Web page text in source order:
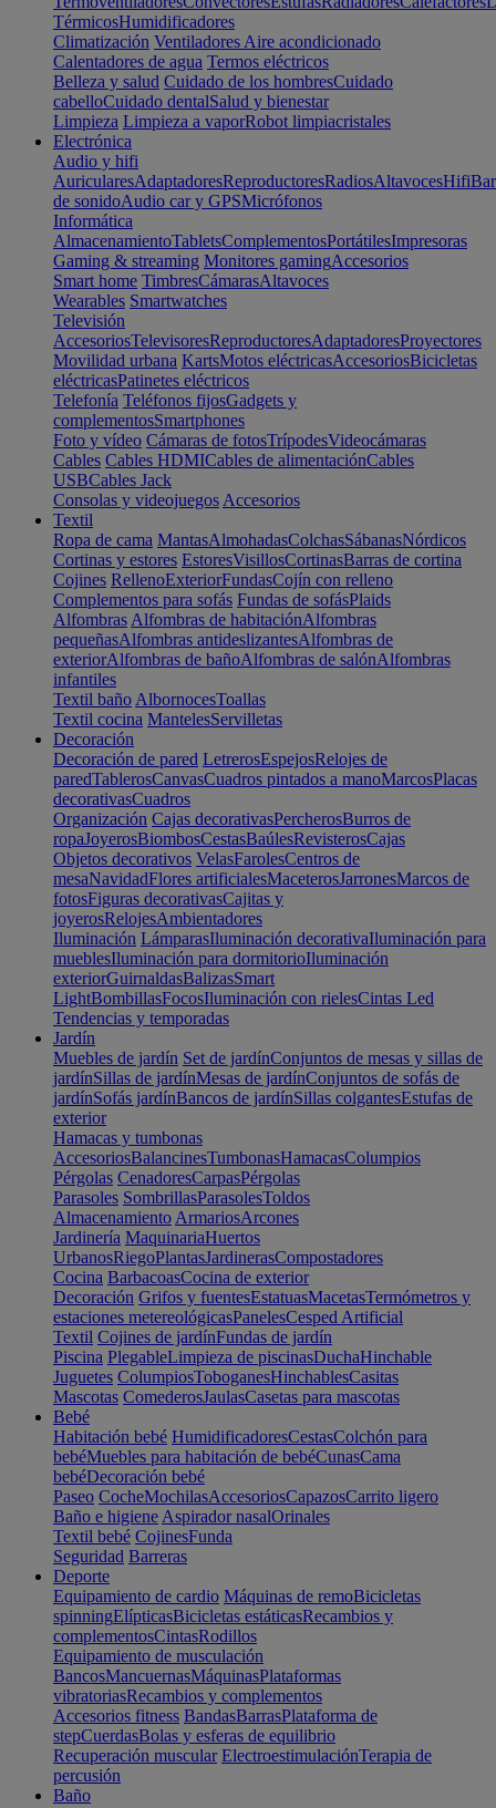
TérmicosHumidificadores
Climatización Ventiladores Aire acondicionado
Calentadores de agua Termos eléctricos
Belleza y salud Cuidado de los hombresCuidado
cabelloCuidado dentalSalud y bienestar
Limpieza Limpieza a vaporRobot limpiacristales
Electrónica
Audio y hifi
AuricularesAdaptadoresReproductoresRadiosAltavocesHifi
de sonidoAudio car y GPSMicrófonos
Informática
AlmacenamientoTabletsComplementosPortátilesImpresoras
Gaming & streaming Monitores gamingAccesorios
Smart home TimbresCámarasAltavoces
Wearables Smartwatches
Televisión
AccesoriosTelevisoresReproductoresAdaptadoresProyectores
Movilidad urbana KartsMotos eléctricasAccesoriosBicicletas
eléctricasPatinetes eléctricos
Telefonía Teléfonos fijosGadgets y
complementosSmartphones
Foto y vídeo Cámaras de fotosTrípodesVideocámaras
Cables Cables HDMICables de alimentaciónCables
USBCables Jack
Consolas y videojuegos Accesorios
Textil
Ropa de cama MantasAlmohadasColchasSábanasNórdicos
Cortinas y estores EstoresVisillosCortinasBarras de cortina
Cojines RellenoExteriorFundasCojín con relleno
Complementos para sofás Fundas de sofásPlaids
Alfombras Alfombras de habitaciónAlfombras
pequeñasAlfombras antideslizantesAlfombras de
exteriorAlfombras de bañoAlfombras de salónAlfombras
infantiles
Textil baño AlbornocesToallas
Textil cocina MantelesServilletas
Decoración
Decoración de pared LetrerosEspejosRelojes de
paredTablerosCanvasCuadros pintados a manoMarcosPlacas
decorativasCuadros
Organización Cajas decorativasPercherosBurros de
ropaJoyerosBiombosCestasBaúlesRevisterosCajas
Objetos decorativos VelasFarolesCentros de
mesaNavidadFlores artificialesMaceterosJarronesMarcos de
fotosFiguras decorativasCajitas y
joyerosRelojesAmbientadores
Iluminación LámparasIluminación decorativaIluminación para
mueblesIluminación para dormitorioIluminación
exteriorGuirnaldasBalizasSmart
LightBombillasFocosIluminación con rielesCintas Led
Tendencias y temporadas
Jardín
Muebles de jardín Set de jardínConjuntos de mesas y sillas de
jardínSillas de jardínMesas de jardínConjuntos de sofás de
jardínSofás jardínBancos de jardínSillas colgantesEstufas de
exterior
Hamacas y tumbonas
AccesoriosBalancinesTumbonasHamacasColumpios
Pérgolas CenadoresCarpasPérgolas
Parasoles SombrillasParasolesToldos
Almacenamiento ArmariosArcones
Jardinería MaquinariaHuertos
UrbanosRiegoPlantasJardinerasCompostadores
Cocina BarbacoasCocina de exterior
Decoración Grifos y fuentesEstatuasMacetasTermómetros y
estaciones metereológicasPanelesCesped Artificial
Textil Cojines de jardínFundas de jardín
Piscina PlegableLimpieza de piscinasDuchaHinchable
Juguetes ColumpiosToboganesHinchablesCasitas
Mascotas ComederosJaulasCasetas para mascotas
Bebé
Habitación bebé HumidificadoresCestasColchón para
bebéMuebles para habitación de bebéCunasCama
bebéDecoración bebé
Paseo CocheMochilasAccesoriosCapazosCarrito ligero
Baño e higiene Aspirador nasalOrinales
Textil bebé CojinesFunda
Seguridad Barreras
Deporte
Equipamiento de cardio Máquinas de remoBicicletas
spinningElípticasBicicletas estáticasRecambios y
complementosCintasRodillos
Equipamiento de musculación
BancosMancuernasMáquinasPlataformas
vibratoriasRecambios y complementos
Accesorios fitness BandasBarrasPlataforma de
stepCuerdasBolas y esferas de equilibrio
Recuperación muscular ElectroestimulaciónTerapia de
percusión
Baño